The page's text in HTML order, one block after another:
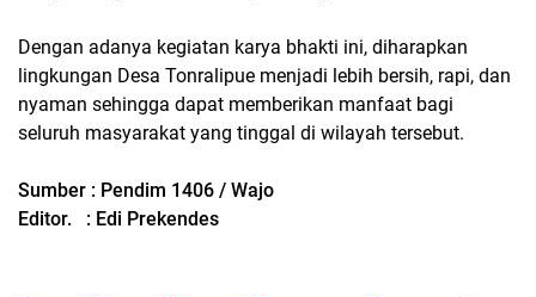
Dengan adanya kegiatan karya bhakti ini, diharapkan
lingkungan Desa Tonralipue menjadi lebih bersih, rapi, dan
nyaman sehingga dapat memberikan manfaat bagi
seluruh masyarakat yang tinggal di wilayah tersebut.
Sumber : Pendim 1406 / Wajo
Editor. : Edi Prekendes